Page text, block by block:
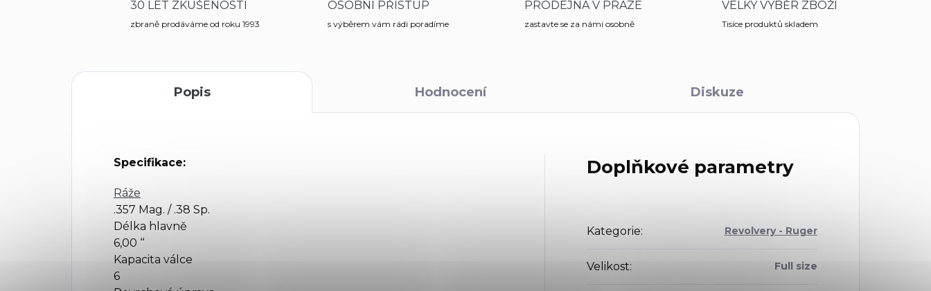
30 LET ZKUŠENOSTÍ
zbraně prodáváme od roku 1993
OSOBNÍ PŘÍSTUP
s výběrem vám rádi poradíme
PRODEJNA V PRAZE
zastavte se za námi osobně
VELKÝ VÝBĚR ZBOŽÍ
Tisíce produktů skladem
Popis Hodnocení Diskuze
Specifikace:
Ráže
.357 Mag. / .38 Sp.
Délka hlavně
6,00 ‘‘
Kapacita válce
6
Doplňkové parametry
Kategorie: Revolvery - Ruger
Velikost: Full size